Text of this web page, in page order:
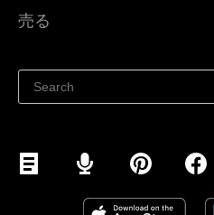
ヘルプセンター
売る
Facebookで販売する
Instagramで販売する